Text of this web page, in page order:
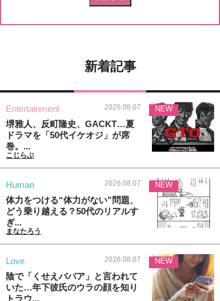
新着記事
Entertainment 2026.08.07
堺雅人、反町隆史、GACKT…夏
ドラマを「50代イケオジ」が席
巻。...
こじらぶ
NEW
Human 2026.08.07
体力をつける“体力がない”問題、
どう乗り越える？50代のリアルす
ぎ...
まなたろう
NEW
Love 2026.08.07
陰で「くせえババア」と言われて
いた…年下彼氏のウラの顔を知り
トラウ...
NEW